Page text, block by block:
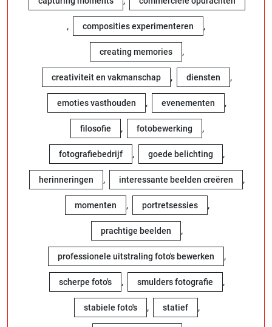
, composities experimenteren ,
creating memories ,
creativiteit en vakmanschap , diensten ,
emoties vasthouden , evenementen ,
filosofie , fotobewerking ,
fotografiebedrijf , goede belichting ,
herinneringen , interessante beelden creëren ,
momenten , portretsessies ,
prachtige beelden ,
professionele uitstraling foto's bewerken ,
scherpe foto's , smulders fotografie ,
stabiele foto's , statief ,